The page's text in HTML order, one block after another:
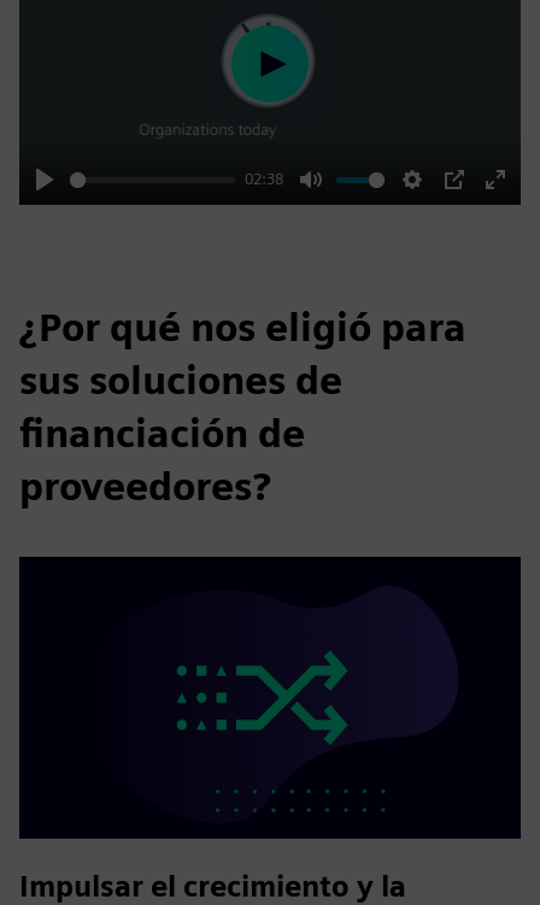
Play
02:38
Mute Settings
PIP
Enter
Play
¿Por qué nos eligió para
sus soluciones de
financiación de
proveedores?
Impulsar el crecimiento y la